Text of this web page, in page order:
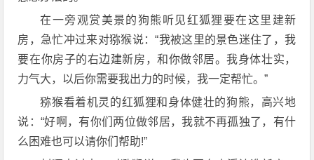
在一旁观赏美景的狗熊听见红狐狸要在这里建新
房，急忙冲过来对猕猴说：“我被这里的景色迷住了，我
要在你房子的右边建新房，和你做邻居。我身体壮实，
力气大，以后你需要我出力的时候，我一定帮忙。”
猕猴看着机灵的红狐狸和身体健壮的狗熊，高兴地
说：“好啊，有你们两位做邻居，我就不再孤独了，有什
么困难也可以请你们帮助!”